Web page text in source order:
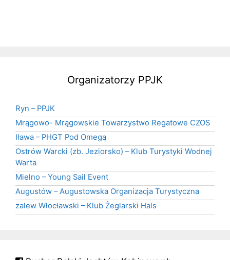
Organizatorzy PPJK
Ryn – PPJK
Mrągowo- Mrągowskie Towarzystwo Regatowe CZOS
Iława – PHGT Pod Omegą
Ostrów Warcki (zb. Jeziorsko) – Klub Turystyki Wodnej
Warta
Mielno – Young Sail Event
Augustów – Augustowska Organizacja Turystyczna
zalew Włocławski – Klub Żeglarski Hals